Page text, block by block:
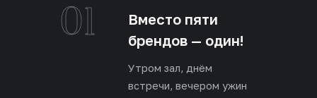
01
Вместо пяти
брендов — один!
Утром зал, днём
встречи, вечером ужин